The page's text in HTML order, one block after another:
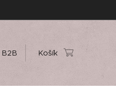
B2B Košík